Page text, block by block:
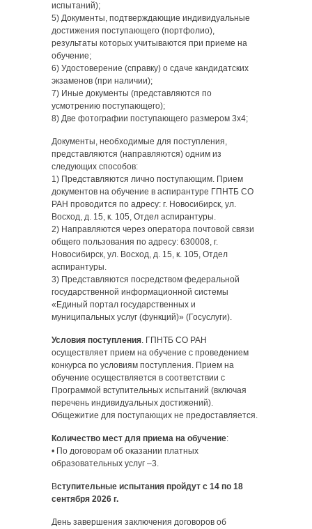
испытаний);
5) Документы, подтверждающие индивидуальные
достижения поступающего (портфолио),
результаты которых учитываются при приеме на
обучение;
6) Удостоверение (справку) о сдаче кандидатских
экзаменов (при наличии);
7) Иные документы (представляются по
усмотрению поступающего);
8) Две фотографии поступающего размером 3х4;
Документы, необходимые для поступления,
представляются (направляются) одним из
следующих способов:
1) Представляются лично поступающим. Прием
документов на обучение в аспирантуре ГПНТБ СО
РАН проводится по адресу: г. Новосибирск, ул.
Восход, д. 15, к. 105, Отдел аспирантуры.
2) Направляются через оператора почтовой связи
общего пользования по адресу: 630008, г.
Новосибирск, ул. Восход, д. 15, к. 105, Отдел
аспирантуры.
3) Представляются посредством федеральной
государственной информационной системы
«Единый портал государственных и
муниципальных услуг (функций)» (Госуслуги).
Условия поступления. ГПНТБ СО РАН
осуществляет прием на обучение с проведением
конкурса по условиям поступления. Прием на
обучение осуществляется в соответствии с
Программой вступительных испытаний (включая
перечень индивидуальных достижений).
Общежитие для поступающих не предоставляется.
Количество мест для приема на обучение:
• По договорам об оказании платных
образовательных услуг –3.
Вступительные испытания пройдут с 14 по 18
сентября 2026 г.
День завершения заключения договоров об